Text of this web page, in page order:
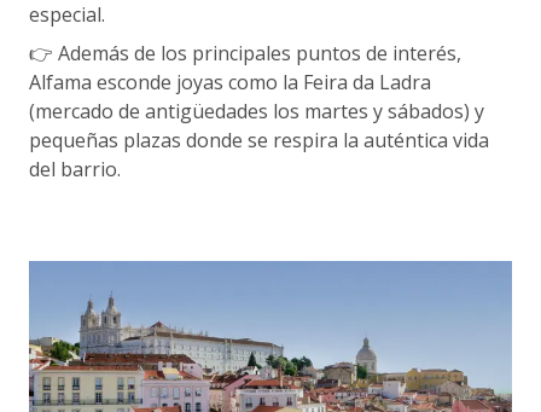
especial.
👉 Además de los principales puntos de interés,
Alfama esconde joyas como la Feira da Ladra
(mercado de antigüedades los martes y sábados) y
pequeñas plazas donde se respira la auténtica vida
del barrio.